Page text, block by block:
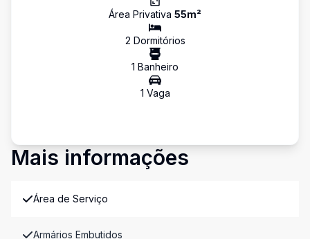
Área Privativa 55m²
2 Dormitórios
1 Banheiro
1 Vaga
Mais informações
Área de Serviço
Armários Embutidos